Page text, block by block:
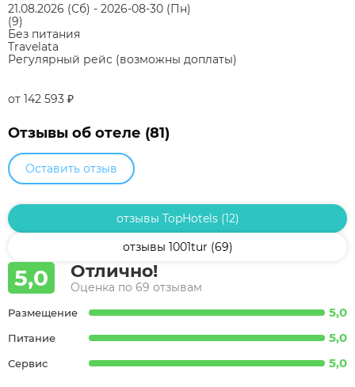
21.08.2026 (Сб) - 2026-08-30 (Пн)
(9)
Без питания
Travelata
Регулярный рейс (возможны доплаты)
от 142 593 ₽
Отзывы об отеле (81)
Оставить отзыв
отзывы TopHotels (12)
отзывы 1001tur (69)
5,0 Отлично!
Оценка по 69 отзывам
Размещение 5,0
Питание 5,0
Сервис 5,0